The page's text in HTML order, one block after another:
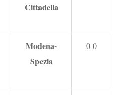
Cittadella
Modena-
Spezia
0-0